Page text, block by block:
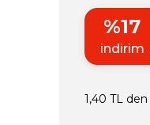
%17
indirim
1,40 TL